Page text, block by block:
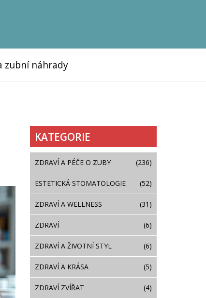
zubní náhrady
KATEGORIE
ZDRAVÍ A PÉČE O ZUBY (236)
ESTETICKÁ STOMATOLOGIE (52)
ZDRAVÍ A WELLNESS (31)
ZDRAVÍ (6)
ZDRAVÍ A ŽIVOTNÍ STYL (6)
ZDRAVÍ A KRÁSA (5)
ZDRAVÍ ZVÍŘAT (4)